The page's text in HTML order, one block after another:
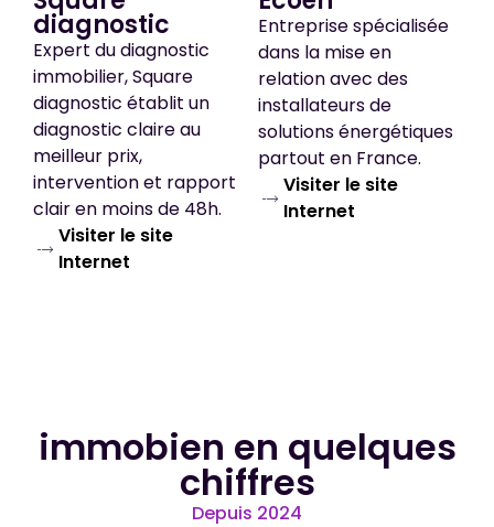
diagnostic
Expert du diagnostic
immobilier, Square
diagnostic établit un
diagnostic claire au
meilleur prix,
intervention et rapport
clair en moins de 48h.
Visiter le site
Internet
Entreprise spécialisée
dans la mise en
relation avec des
installateurs de
solutions énergétiques
partout en France.
Visiter le site
Internet
immobien en quelques
chiffres
Depuis 2024